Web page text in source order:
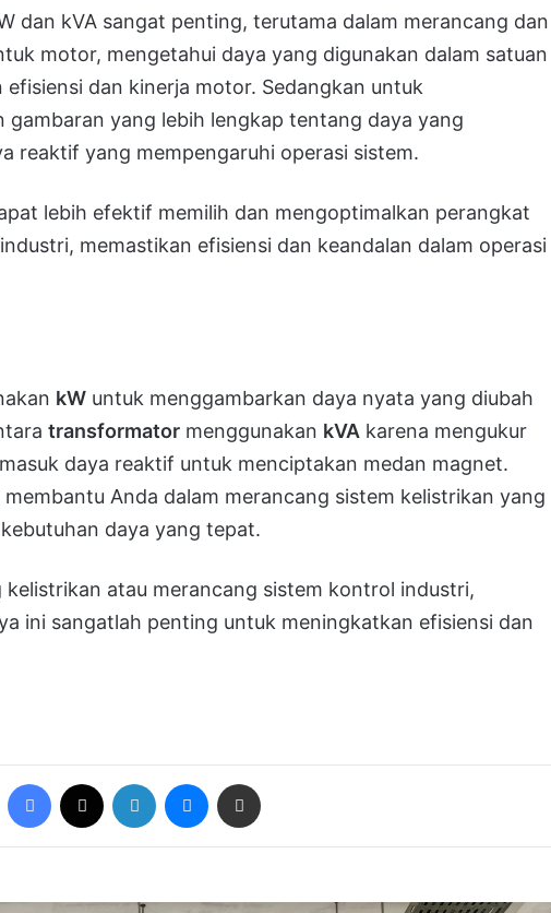
dan kVA sangat penting, terutama dalam merancang dan
motor, mengetahui daya yang digunakan dalam satuan
dan kinerja motor. Sedangkan untuk
yang lebih lengkap tentang daya yang
reaktif yang mempengaruhi operasi sistem.
lebih efektif memilih dan mengoptimalkan perangkat
memastikan efisiensi dan keandalan dalam operasi
kW untuk menggambarkan daya nyata yang diubah
transformator menggunakan kVA karena mengukur
daya reaktif untuk menciptakan medan magnet.
Anda dalam merancang sistem kelistrikan yang
daya yang tepat.
kelistrikan atau merancang sistem kontrol industri,
ini sangatlah penting untuk meningkatkan efisiensi dan
Facebook LinkedIn Messenger